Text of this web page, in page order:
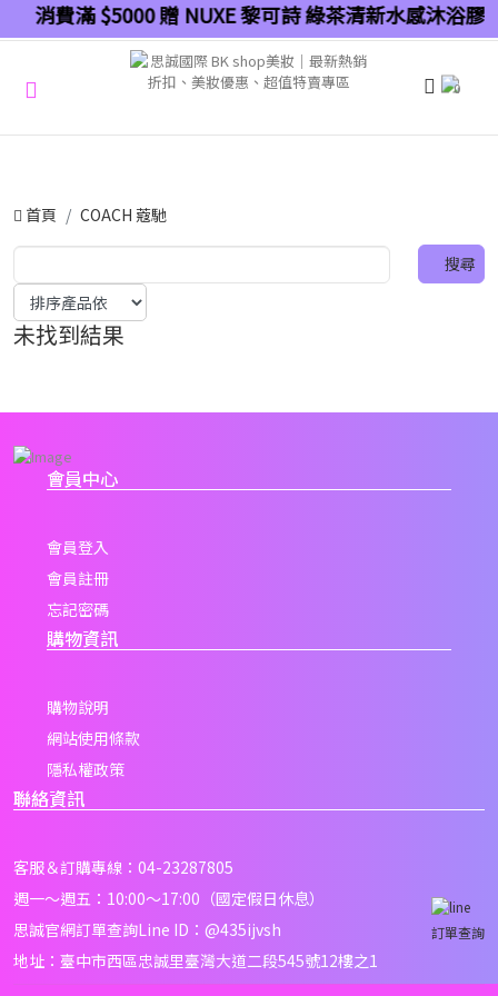
消費滿 $5000 贈 NUXE 黎可詩 綠茶清新水感沐浴
0
首頁 COACH 蔻馳
未找到結果
會員中心
會員登入
會員註冊
忘記密碼
購物資訊
購物說明
網站使用條款
隱私權政策
聯絡資訊
客服＆訂購專線：04-23287805
週一～週五：10:00～17:00（國定假日休息）
思誠官網訂單查詢Line ID： @435ijvsh
地址：臺中市西區忠誠里臺灣大道二段545號12樓之1
訂單查詢